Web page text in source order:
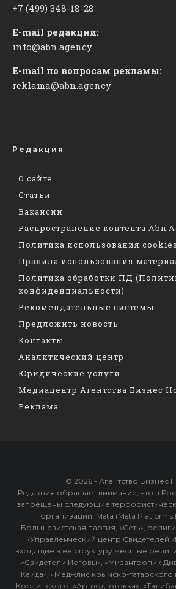
+7 (499) 348-18-28
E-mail редакции:
info@abn.agency
E-mail по вопросам рекламы:
reklama@abn.agency
Редакция
О сайте
Статьи
Вакансии
Распространение контента
Политика использования cookies
Правила использования
Политика обработки ПД
конфиденциальности)
Рекомендательные системы
Предложить новость
Контакты
Аналитический центр
Юридические услуги
Медиацентр Агентства Бизнес
Реклама
© 2026 - Агентство Бизнес
Редакция обращает внимание, что в
запрещены следующие
организации: Meta (Meta
Большевистская партия, «Сеть»,
«Управленческий центр Свидетелей
входящие в ее структуру местные
«Свидетели Иеговы», «Мизантропик
Каида», «Меджлис крымско-татарского
Корчинского, «Артподготовка»,